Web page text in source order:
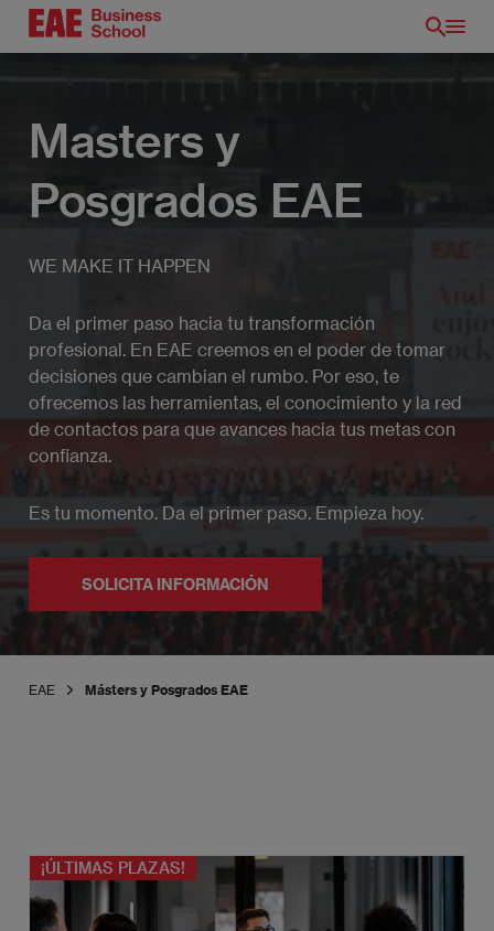
Pasar
ES
Masters y
Posgrados EAE
WE MAKE IT HAPPEN
Da el primer paso hacia tu transformación
profesional. En EAE creemos en el poder de tomar
decisiones que cambian el rumbo. Por eso, te
ofrecemos las herramientas, el conocimiento y la red
de contactos para que avances hacia tus metas con
confianza.
Es tu momento. Da el primer paso. Empieza hoy.
SOLICITA INFORMACIÓN
EAE Másters y Posgrados EAE
¡ÚLTIMAS PLAZAS!